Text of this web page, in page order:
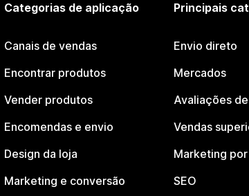
Categorias de aplicação
Canais de vendas
Encontrar produtos
Vender produtos
Encomendas e envio
Design da loja
Marketing e conversão
Principais
Envio direto
Mercados
Avaliações
Vendas
Marketing
SEO